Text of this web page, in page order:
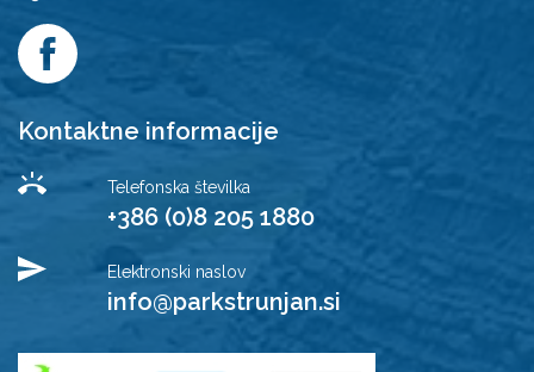
Kontaktne informacije
Telefonska številka
+386 (0)8 205 1880
Elektronski naslov
info@parkstrunjan.si